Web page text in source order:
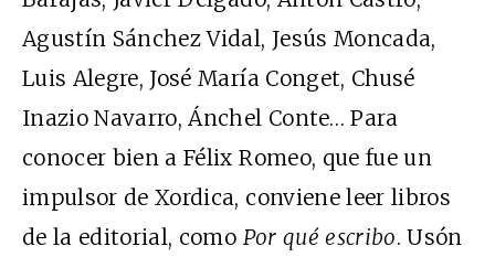
Agustín Sánchez Vidal, Jesús Moncada,
Luis Alegre, José María Conget, Chusé
Inazio Navarro, Ánchel Conte… Para
conocer bien a Félix Romeo, que fue un
impulsor de Xordica, conviene leer libros
de la editorial, como Por qué escribo. Usón